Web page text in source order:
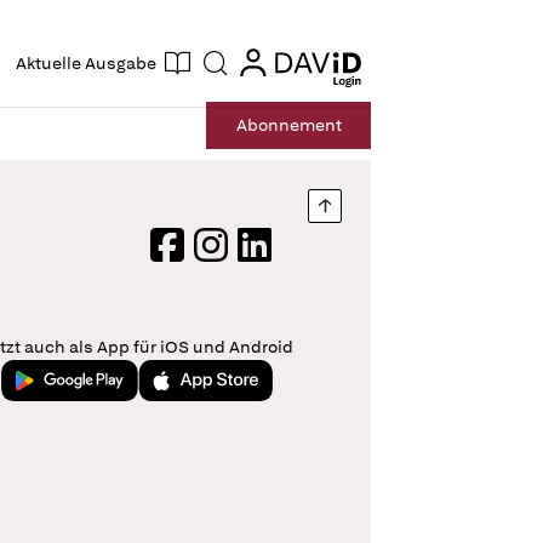
Aktuelle Ausgabe Suche login
login
Abonnement
Nach oben springen
FacebookInstagram
LinkedIn
auch als App für iOS und Android
Jetzt bei Google PlayLaden im App Store